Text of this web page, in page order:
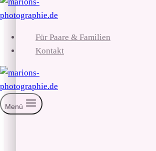
Für Paare & Familien
Kontakt
Menü